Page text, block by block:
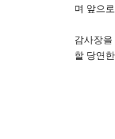
며 앞으
감사장
할 당연